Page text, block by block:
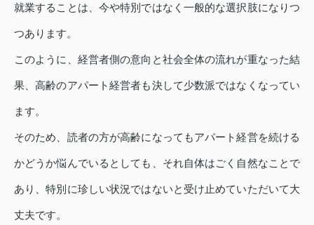
就業することは、今や特別ではなく一般的な選択肢になりつ
つあります。
このように、経営者側の意向と社会全体の流れが重なった結
果、高齢のアパート経営者も決して少数派ではなくなってい
ます。
そのため、読者の方が高齢になってもアパート経営を続ける
かどうか悩んでいるとしても、それ自体はごく自然なことで
あり、特別に珍しい状況ではないと受け止めていただいて大
丈夫です。